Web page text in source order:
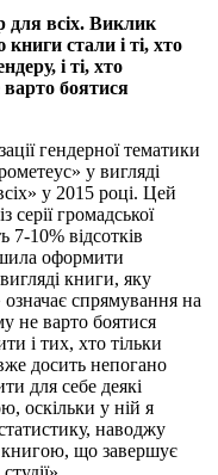
для всіх. Виклик
стали і ті, хто
і ті, хто
боятися
гендерної тематики
у вигляді
у 2015 році. Цей
громадської
7-10% відсотків
оформити
книги, яку
означає спрямування на
не варто боятися
і тих, хто тільки
досить непогано
для себе деякі
оскільки у ній я
наводжу
що завершує